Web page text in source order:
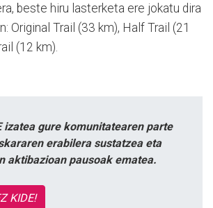
beste hiru lasterketa ere jokatu dira
Original Trail (33 km), Half Trail (21
(12 km).
izatea gure komunitatearen parte
erabilera sustatzea eta
aktibazioan pausoak ematea.
KIDE!